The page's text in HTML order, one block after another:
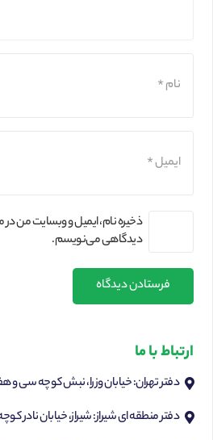
ذخیره نام، ایمیل و وبسایت من در
دیدگاهی می‌نویسم.
فرستادن دیدگاه
ارتباط با ما
دفتر تهران: خیابان وزرا، نبش کوچه سی و
دفتر منطقه ای شیراز: شیراز، خیابان نادر کوچه 10 ساختمان دماوند